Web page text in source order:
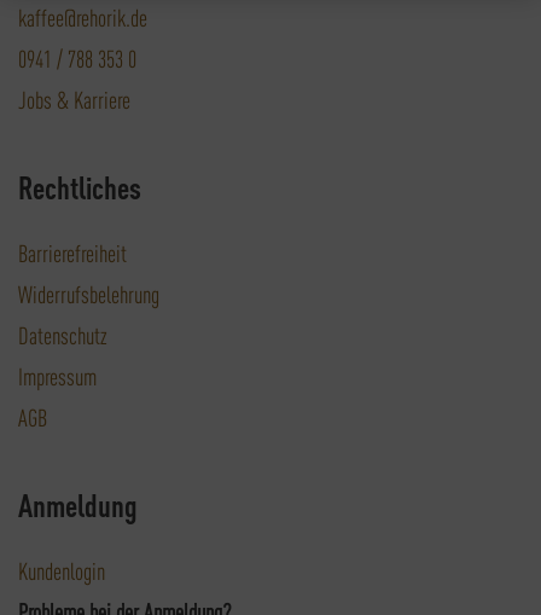
kaffee@rehorik.de
0941 / 788 353 0
Jobs & Karriere
Rechtliches
Barrierefreiheit
Widerrufsbelehrung
Datenschutz
Impressum
AGB
Anmeldung
Kundenlogin